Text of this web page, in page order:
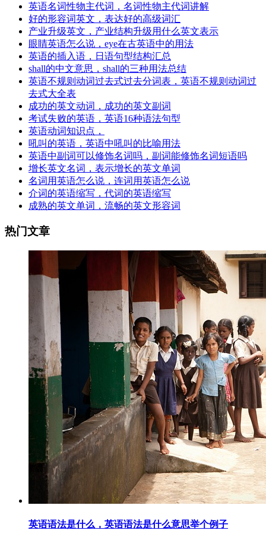
英语名词性物主代词，名词性物主代词讲解
好的形容词英文，表达好的高级词汇
产业升级英文，产业结构升级用什么英文表示
眼睛英语怎么说，eye在古英语中的用法
英语的插入语，日语句型结构汇总
shall的中文意思，shall的三种用法总结
英语不规则动词过去式过去分词表，英语不规则动词过
去式大全表
成功的英文动词，成功的英文副词
考试失败的英语，英语16种语法句型
英语动词知识点，
吼叫的英语，英语中吼叫的比喻用法
英语中副词可以修饰名词吗，副词能修饰名词短语吗
增长英文名词，表示增长的英文单词
名词用英语怎么说，连词用英语怎么说
介词的英语缩写，代词的英语缩写
成熟的英文单词，流畅的英文形容词
热门文章
英语语法是什么，英语语法是什么意思举个例子